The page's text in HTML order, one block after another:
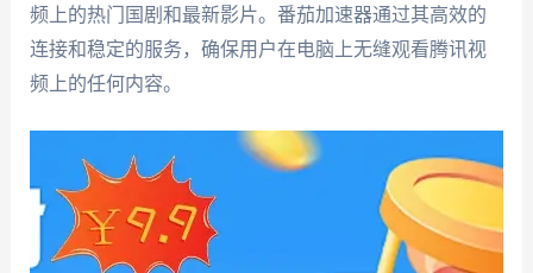
频上的热门国剧和最新影片。番茄加速器通过其高效的
连接和稳定的服务，确保用户在电脑上无缝观看腾讯视
频上的任何内容。